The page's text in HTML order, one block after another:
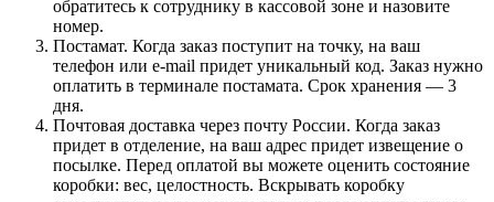
обратитесь к сотруднику в кассовой зоне и назовите
номер.
Постамат. Когда заказ поступит на точку, на ваш
телефон или e-mail придет уникальный код. Заказ нужно
оплатить в терминале постамата. Срок хранения — 3
дня.
Почтовая доставка через почту России. Когда заказ
придет в отделение, на ваш адрес придет извещение о
посылке. Перед оплатой вы можете оценить состояние
коробки: вес, целостность. Вскрывать коробку